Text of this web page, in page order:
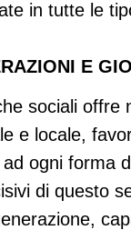
in tutte le
E
sociali offre
e locale,
ogni forma
di questo